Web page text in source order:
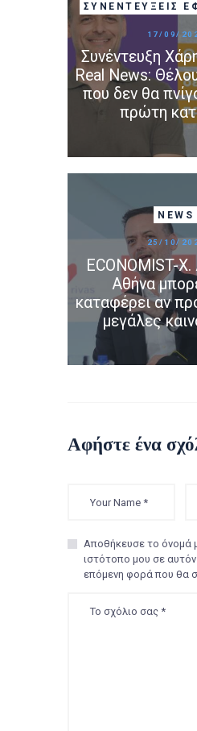
ΣΥΝΕΝΤΕΎΞΕΙΣ
17/09/
Συνέντευξη
Real News:
που δεν θα
πρώτη
NEWS
25/10/
ECONOMIST-
Αθήνα
καταφέρει αν
μεγάλες
Αφήστε ένα
Αποθήκευσε το όνομά
ιστότοπο μου σε
επόμενη φορά που θα